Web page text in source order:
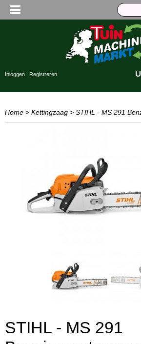
Inloggen Registreren
Home > Kettingzaag > STIHL - MS 291
STIHL - MS 291